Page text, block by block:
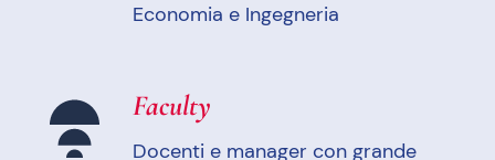
Economia e Ingegneria
Faculty
Docenti e manager con grande